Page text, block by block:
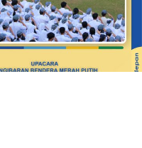
MPLS Pancawaluya
Jawa Barat Smkn 9
Bandung